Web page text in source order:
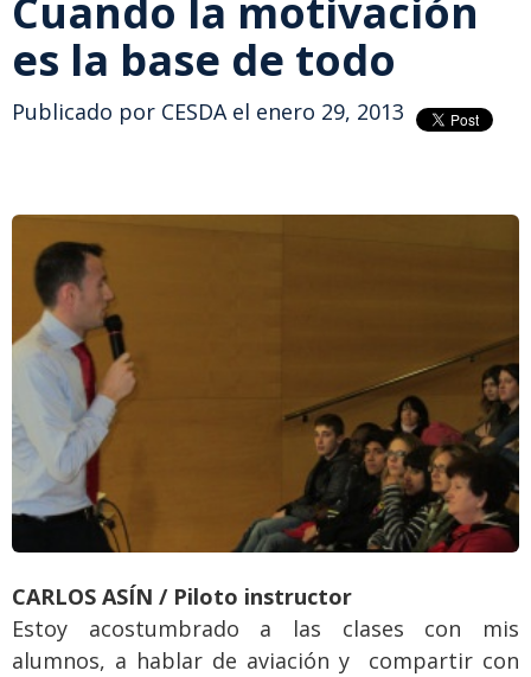
Cuando la motivación
es la base de todo
Publicado por CESDAel enero 29, 2013
CARLOS ASÍN / Piloto instructor
Estoy acostumbrado a las clases con mis
alumnos, a hablar de aviación y compartir con